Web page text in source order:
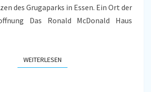
des Grugaparks in Essen. Ein Ort der
Das Ronald McDonald Haus
WEITERLESENWEITERLESEN